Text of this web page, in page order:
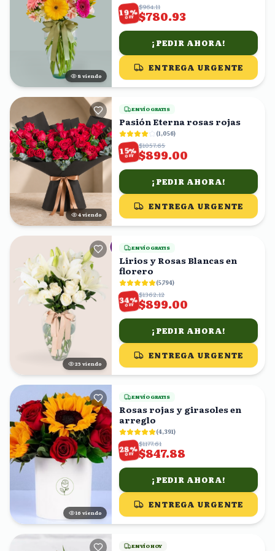
8 viendo
19%
OFF
$964.11
$780.93
¡PEDIR AHORA!
ENTREGA URGENTE
4 viendo
ENVÍO GRATIS
Pasión Eterna rosas rojas
(1,056)
15%
OFF
$1057.65
$899.00
¡PEDIR AHORA!
ENTREGA URGENTE
25 viendo
ENVÍO GRATIS
Lirios y Rosas Blancas en
florero
(5,794)
34%
OFF
$1362.12
$899.00
¡PEDIR AHORA!
ENTREGA URGENTE
17 viendo
ENVÍO GRATIS
Rosas rojas y girasoles en
arreglo
(4,391)
28%
OFF
$1177.61
$847.88
¡PEDIR AHORA!
ENTREGA URGENTE
ENVÍO HOY